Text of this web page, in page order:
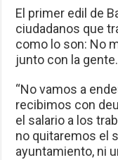
El primer edil de
ciudadanos que
como lo son: No
junto con la gente.
“No vamos a
recibimos con
el salario a los
no quitaremos el
ayuntamiento, ni